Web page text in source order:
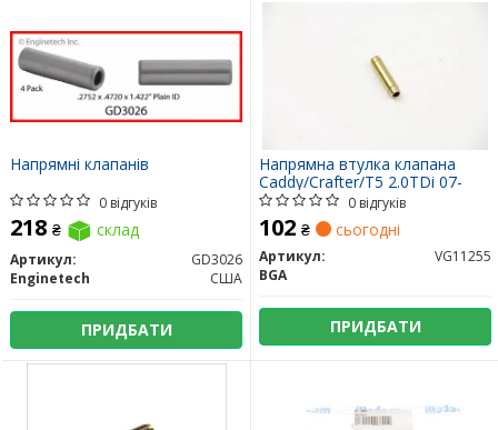
Напрямні клапанів
0 відгуків
218 ₴ склад
Артикул:
GD3026
Enginetech
США
ПРИДБАТИ
Напрямна втулка клапана
Caddy/Crafter/T5 2.0TDi 07-
0 відгуків
102 ₴ сьогодні
Артикул:
VG11255
BGA
ПРИДБАТИ